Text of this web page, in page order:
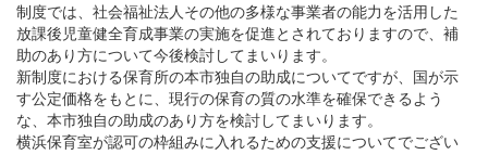
制度では、社会福祉法人その他の多様な事業者の能力を活用した
放課後児童健全育成事業の実施を促進とされておりますので、補
助のあり方について今後検討してまいります。
新制度における保育所の本市独自の助成についてですが、国が示
す公定価格をもとに、現行の保育の質の水準を確保できるよう
な、本市独自の助成のあり方を検討してまいります。
横浜保育室が認可の枠組みに入れるための支援についてでござい